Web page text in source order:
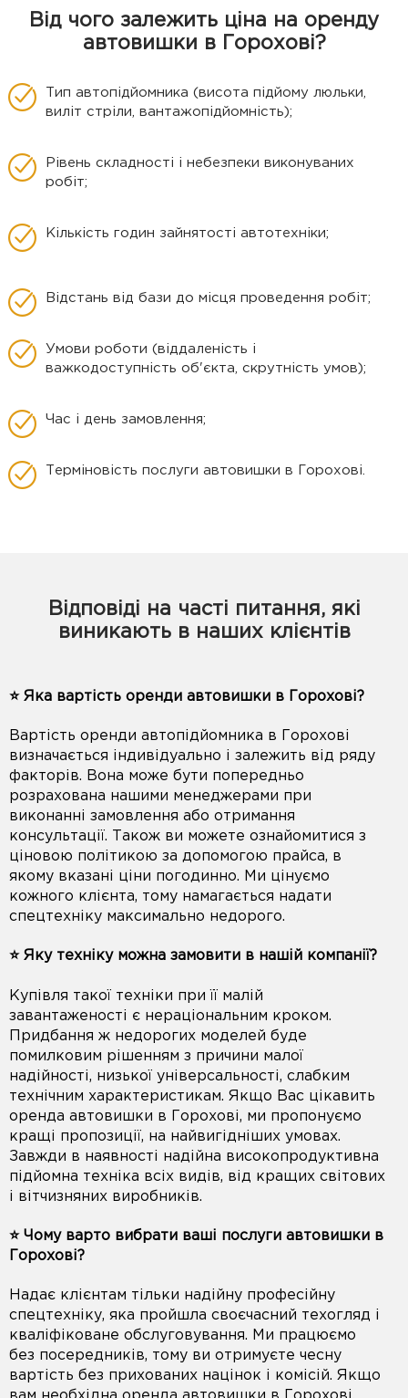
Від чого залежить ціна на оренду
автовишки в Горохові?
Тип автопідйомника (висота підйому люльки,
виліт стріли, вантажопідйомність);
Рівень складності і небезпеки виконуваних
робіт;
Кількість годин зайнятості автотехніки;
Відстань від бази до місця проведення робіт;
Умови роботи (віддаленість і
важкодоступність об'єкта, скрутність умов);
Час і день замовлення;
Терміновість послуги автовишки в Горохові.
Відповіді на часті питання, які
виникають в наших клієнтів
⭐️ Яка вартість оренди автовишки в Горохові?
Вартість оренди автопідйомника в Горохові
визначається індивідуально і залежить від ряду
факторів. Вона може бути попередньо
розрахована нашими менеджерами при
виконанні замовлення або отримання
консультації. Також ви можете ознайомитися з
ціновою політикою за допомогою прайса, в
якому вказані ціни погодинно. Ми цінуємо
кожного клієнта, тому намагається надати
спецтехніку максимально недорого.
⭐️ Яку техніку можна замовити в нашій компанії?
Купівля такої техніки при її малій
завантаженості є нераціональним кроком.
Придбання ж недорогих моделей буде
помилковим рішенням з причини малої
надійності, низької універсальності, слабким
технічним характеристикам. Якщо Вас цікавить
оренда автовишки в Горохові, ми пропонуємо
кращі пропозиції, на найвигідніших умовах.
Завжди в наявності надійна високопродуктивна
підйомна техніка всіх видів, від кращих світових
і вітчизняних виробників.
⭐️ Чому варто вибрати ваші послуги автовишки в
Горохові?
Надає клієнтам тільки надійну професійну
спецтехніку, яка пройшла своєчасний техогляд і
кваліфіковане обслуговування. Ми працюємо
без посередників, тому ви отримуєте чесну
вартість без прихованих націнок і комісій. Якщо